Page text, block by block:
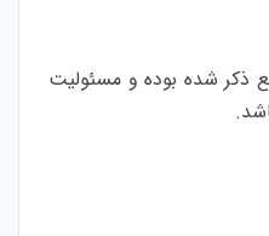
ذکر شده بوده و مسئولیت